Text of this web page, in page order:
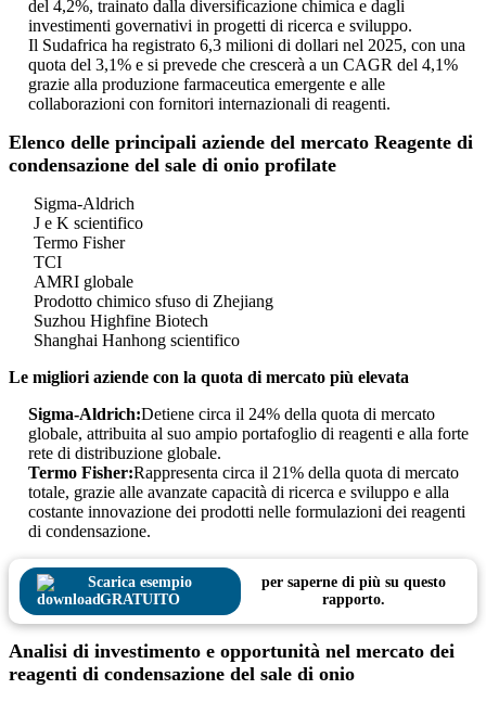
del 4,2%, trainato dalla diversificazione chimica e dagli
investimenti governativi in ​​progetti di ricerca e sviluppo.
Il Sudafrica ha registrato 6,3 milioni di dollari nel 2025, con una
quota del 3,1% e si prevede che crescerà a un CAGR del 4,1%
grazie alla produzione farmaceutica emergente e alle
collaborazioni con fornitori internazionali di reagenti.
Elenco delle principali aziende del mercato Reagente di
condensazione del sale di onio profilate
Sigma-Aldrich
J e K scientifico
Termo Fisher
TCI
AMRI globale
Prodotto chimico sfuso di Zhejiang
Suzhou Highfine Biotech
Shanghai Hanhong scientifico
Le migliori aziende con la quota di mercato più elevata
Sigma-Aldrich:Detiene circa il 24% della quota di mercato
globale, attribuita al suo ampio portafoglio di reagenti e alla forte
rete di distribuzione globale.
Termo Fisher:Rappresenta circa il 21% della quota di mercato
totale, grazie alle avanzate capacità di ricerca e sviluppo e alla
costante innovazione dei prodotti nelle formulazioni dei reagenti
di condensazione.
Scarica esempio
GRATUITO
per saperne di più su questo
rapporto.
Analisi di investimento e opportunità nel mercato dei
reagenti di condensazione del sale di onio